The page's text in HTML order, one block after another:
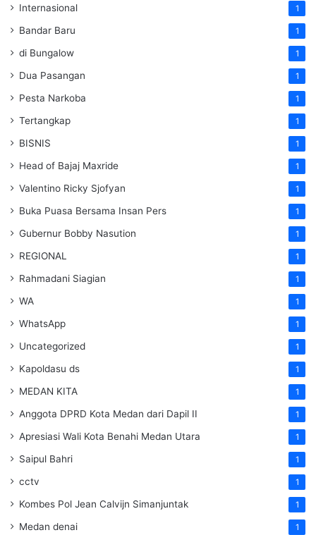
Internasional 1
Bandar Baru 1
di Bungalow 1
Dua Pasangan 1
Pesta Narkoba 1
Tertangkap 1
BISNIS 1
Head of Bajaj Maxride 1
Valentino Ricky Sjofyan 1
Buka Puasa Bersama Insan Pers 1
Gubernur Bobby Nasution 1
REGIONAL 1
Rahmadani Siagian 1
WA 1
WhatsApp 1
Uncategorized 1
Kapoldasu ds 1
MEDAN KITA 1
Anggota DPRD Kota Medan dari Dapil II 1
Apresiasi Wali Kota Benahi Medan Utara 1
Saipul Bahri 1
cctv 1
Kombes Pol Jean Calvijn Simanjuntak 1
Medan denai 1